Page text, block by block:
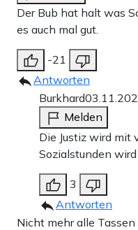
Der Bub hat halt was
es auch mal gut.
-21
Antworten
Burkhard
Melden
Die Justiz wird mit
Sozialstunden
3
Antworten
Nicht mehr alle